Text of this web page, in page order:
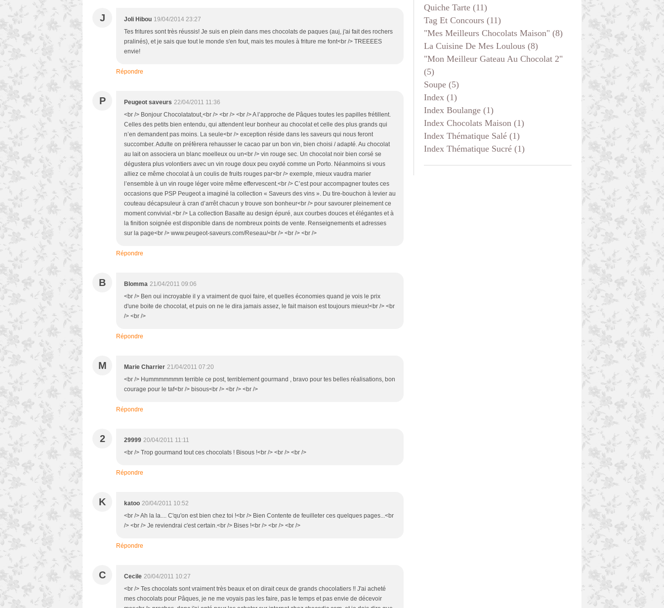
J Joli Hibou 19/04/2014 23:27
Tes fritures sont très réussis! Je suis en plein dans mes chocolats de paques (auj, j'ai fait des rochers
pralinés), et je sais que tout le monde s'en fout, mais tes moules à friture me font<br /> TREEEES
envie!
Répondre
P Peugeot saveurs 22/04/2011 11:36
<br /> Bonjour Chocolatatout,<br /> <br /> <br /> A l’approche de Pâques toutes les papilles frétillent.
Celles des petits bien entendu, qui attendent leur bonheur au chocolat et celle des plus grands qui
n’en demandent pas moins. La seule<br /> exception réside dans les saveurs qui nous feront
succomber. Adulte on préfèrera rehausser le cacao par un bon vin, bien choisi / adapté. Au chocolat
au lait on associera un blanc moelleux ou un<br /> vin rouge sec. Un chocolat noir bien corsé se
dégustera plus volontiers avec un vin rouge doux peu oxydé comme un Porto. Néanmoins si vous
alliez ce même chocolat à un coulis de fruits rouges par<br /> exemple, mieux vaudra marier
l’ensemble à un vin rouge léger voire même effervescent.<br /> C’est pour accompagner toutes ces
occasions que PSP Peugeot a imaginé la collection « Saveurs des vins ». Du tire-bouchon à levier au
couteau décapsuleur à cran d’arrêt chacun y trouve son bonheur<br /> pour savourer pleinement ce
moment convivial.<br /> La collection Basalte au design épuré, aux courbes douces et élégantes et à
la finition soignée est disponible dans de nombreux points de vente. Renseignements et adresses
sur la page<br /> www.peugeot-saveurs.com/Reseau/<br /> <br /> <br />
Répondre
B Blomma 21/04/2011 09:06
<br /> Ben oui incroyable il y a vraiment de quoi faire, et quelles économies quand je vois le prix
d'une boite de chocolat, et puis on ne le dira jamais assez, le fait maison est toujours mieux!<br /> <br
/> <br />
Répondre
M Marie Charrier 21/04/2011 07:20
<br /> Hummmmmmm terrible ce post, terriblement gourmand , bravo pour tes belles réalisations, bon
courage pour le taf<br /> bisous<br /> <br /> <br />
Répondre
2 29999 20/04/2011 11:11
<br /> Trop gourmand tout ces chocolats ! Bisous !<br /> <br /> <br />
Répondre
K katoo 20/04/2011 10:52
<br /> Ah la la.... C'qu'on est bien chez toi !<br /> Bien Contente de feuilleter ces quelques pages...<br
/> <br /> Je reviendrai c'est certain.<br /> Bises !<br /> <br /> <br />
Répondre
C Cecile 20/04/2011 10:27
<br /> Tes chocolats sont vraiment très beaux et on dirait ceux de grands chocolatiers !! J'ai acheté
mes chocolats pour Pâques, je ne me voyais pas les faire, pas le temps et pas envie de décevoir
Quiche Tarte (11)
Tag Et Concours (11)
"mes Meilleurs Chocolats Maison" (8)
La Cuisine De Mes Loulous (8)
"mon Meilleur Gateau Au Chocolat 2"
(5)
Soupe (5)
Index (1)
Index Boulange (1)
Index Chocolats Maison (1)
Index Thématique Salé (1)
Index Thématique Sucré (1)